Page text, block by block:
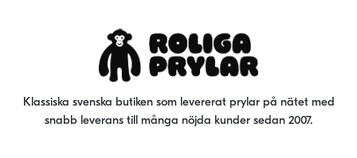
Klassiska svenska butiken som levererat prylar på nätet med
snabb leverans till många nöjda kunder sedan 2007.